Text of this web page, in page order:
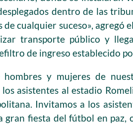
dentro de las
cualquier suceso», agregó
transporte público y
de ingreso establecido
y mujeres de
asistentes al estadio
Invitamos a los
fiesta del fútbol en paz,